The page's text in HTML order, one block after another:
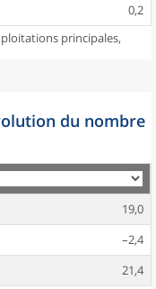
0,2
principales,
du nombre
19,0
–2,4
21,4